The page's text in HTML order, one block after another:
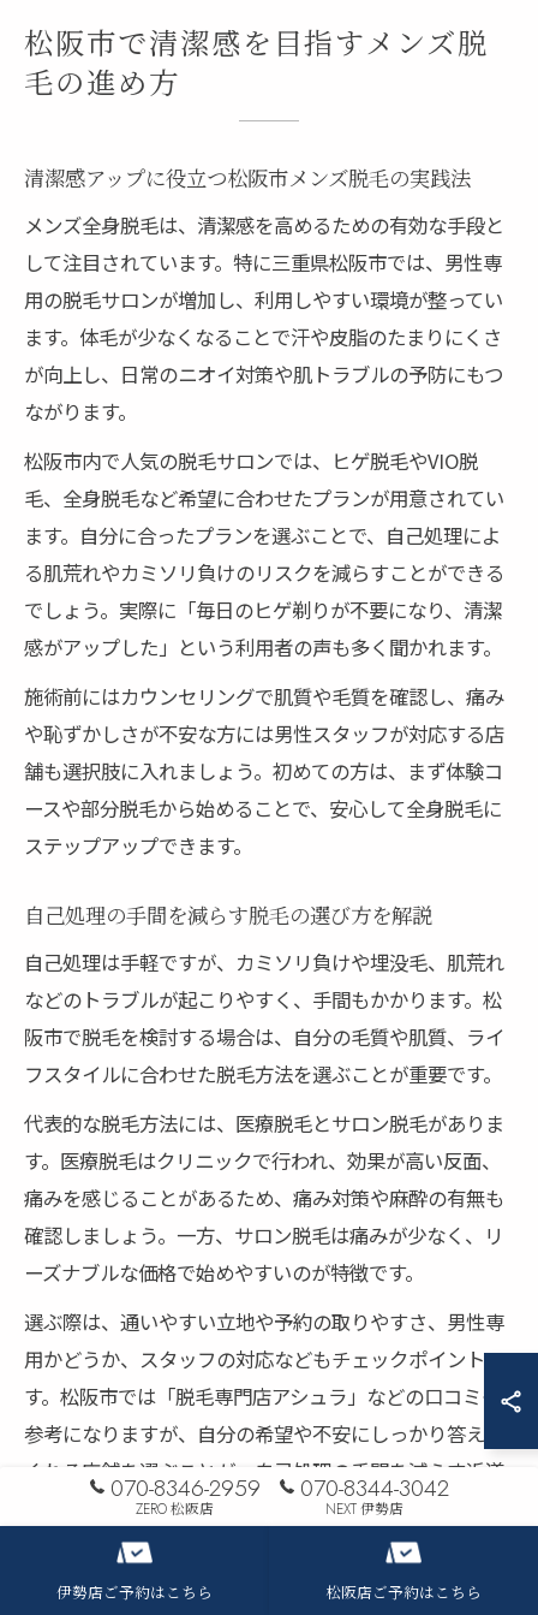
松阪市で清潔感を目指すメンズ脱
毛の進め方
清潔感アップに役立つ松阪市メンズ脱毛の実践法
メンズ全身脱毛は、清潔感を高めるための有効な手段と
して注目されています。特に三重県松阪市では、男性専
用の脱毛サロンが増加し、利用しやすい環境が整ってい
ます。体毛が少なくなることで汗や皮脂のたまりにくさ
が向上し、日常のニオイ対策や肌トラブルの予防にもつ
ながります。
松阪市内で人気の脱毛サロンでは、ヒゲ脱毛やVIO脱
毛、全身脱毛など希望に合わせたプランが用意されてい
ます。自分に合ったプランを選ぶことで、自己処理によ
る肌荒れやカミソリ負けのリスクを減らすことができる
でしょう。実際に「毎日のヒゲ剃りが不要になり、清潔
感がアップした」という利用者の声も多く聞かれます。
施術前にはカウンセリングで肌質や毛質を確認し、痛み
や恥ずかしさが不安な方には男性スタッフが対応する店
舗も選択肢に入れましょう。初めての方は、まず体験コ
ースや部分脱毛から始めることで、安心して全身脱毛に
ステップアップできます。
自己処理の手間を減らす脱毛の選び方を解説
自己処理は手軽ですが、カミソリ負けや埋没毛、肌荒れ
などのトラブルが起こりやすく、手間もかかります。松
阪市で脱毛を検討する場合は、自分の毛質や肌質、ライ
フスタイルに合わせた脱毛方法を選ぶことが重要です。
代表的な脱毛方法には、医療脱毛とサロン脱毛がありま
す。医療脱毛はクリニックで行われ、効果が高い反面、
痛みを感じることがあるため、痛み対策や麻酔の有無も
確認しましょう。一方、サロン脱毛は痛みが少なく、リ
ーズナブルな価格で始めやすいのが特徴です。
選ぶ際は、通いやすい立地や予約の取りやすさ、男性専
用かどうか、スタッフの対応などもチェックポイントで
す。松阪市では「脱毛専門店アシュラ」などの口コミも
参考になりますが、自分の希望や不安にしっかり答えて
くれる店舗を選ぶことが、自己処理の手間を減らす近道
脱毛 松阪市で長く続けやすい方法とコツ
070-8346-2959
ZERO 松阪店
070-8344-3042
NEXT 伊勢店
伊勢店ご予約はこちら 松阪店ご予約はこちら